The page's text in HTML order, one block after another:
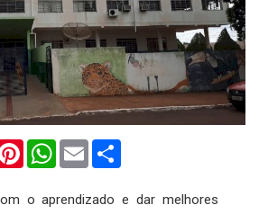
PinterestWhatsApp
Email
o aprendizado e dar melhores